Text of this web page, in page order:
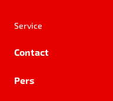
Service
Contact
Pers